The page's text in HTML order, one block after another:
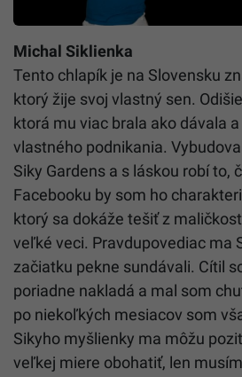
Michal Siklienka
Tento chlapík je na Slovensku
ktorý žije svoj vlastný sen.
ktorá mu viac brala ako dávala
vlastného podnikania.
Siky Gardens a s láskou robí to,
Facebooku by som ho
ktorý sa dokáže tešiť z
veľké veci. Pravdupovediac ma
začiatku pekne sundávali. Cítil
poriadne nakladá a mal som
po niekoľkých mesiacov som
Sikyho myšlienky ma môžu
veľkej miere obohatiť, len